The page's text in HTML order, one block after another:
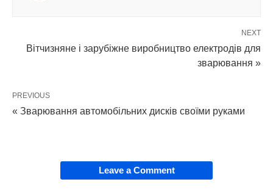
NEXT
Вітчизняне і зарубіжне виробництво електродів для
зварювання »
PREVIOUS
« Зварювання автомобільних дисків своїми руками
Leave a Comment